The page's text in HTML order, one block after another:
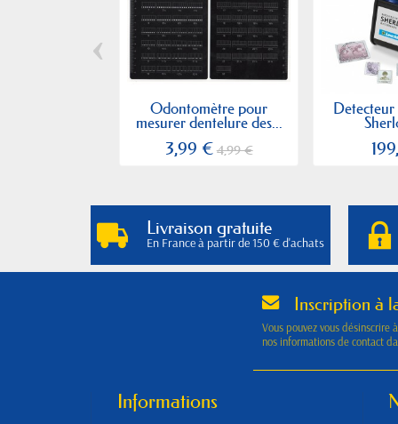
Odontomètre pour
mesurer dentelure des...
3,99 € 4,99 €
‹
Livraison gratuite
En France à partir de 150 € d'achats
Inscription à
Vous pouvez vous désinscrire
nos informations de contact
Informations